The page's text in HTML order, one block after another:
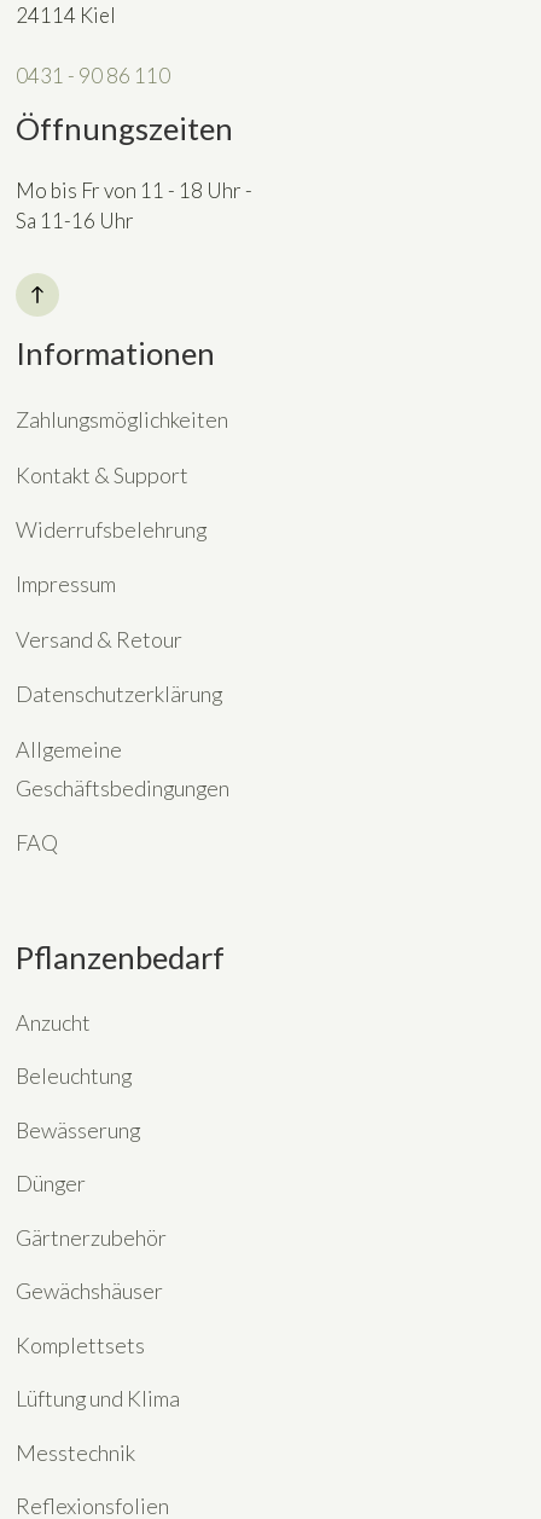
24114 Kiel
0431 - 90 86 110
Öffnungszeiten
Mo bis Fr von 11 - 18 Uhr -
Sa 11-16 Uhr
Informationen
Zahlungsmöglichkeiten
Kontakt & Support
Widerrufsbelehrung
Impressum
Versand & Retour
Datenschutzerklärung
Allgemeine
Geschäftsbedingungen
FAQ
Pflanzenbedarf
Anzucht
Beleuchtung
Bewässerung
Dünger
Gärtnerzubehör
Gewächshäuser
Komplettsets
Lüftung und Klima
Messtechnik
Reflexionsfolien